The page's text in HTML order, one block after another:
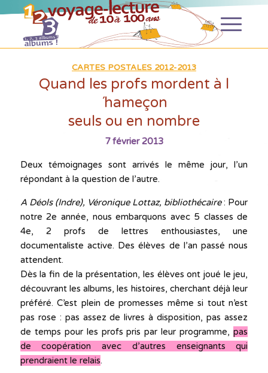
CARTES POSTALES 2012-2013
Quand les profs mordent à l
´hameçon
seuls ou en nombre
7 février 2013
Deux témoignages sont arrivés le même jour, l’un
répondant à la question de l’autre.
A Déols (Indre), Véronique Lottaz, bibliothécaire: Pour
notre 2e année, nous embarquons avec 5 classes de
4e, 2 profs de lettres enthousiastes, une
documentaliste active. Des élèves de l’an passé nous
attendent.
Dès la fin de la présentation, les élèves ont joué le jeu,
découvrant les albums, les histoires, cherchant déjà leur
préféré. C’est plein de promesses même si tout n’est
pas rose : pas assez de livres à disposition, pas assez
de temps pour les profs pris par leur programme,pas
de coopération avec d’autres enseignants qui
prendraient le relais.